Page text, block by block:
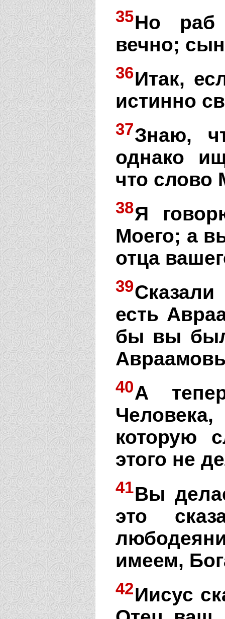
35Но раб
вечно;
36Итак,
истинно
37Знаю,
однако
что слово
38Я
Моего; а
отца
39
есть
бы вы
40А
которую
этого не
41Вы
это
имеем,
42Иисус